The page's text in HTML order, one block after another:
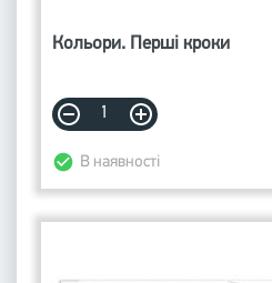
Кольори. Перші кроки
В наявності